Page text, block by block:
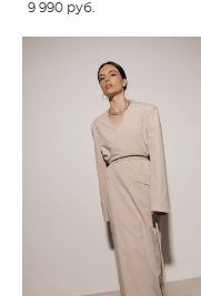
9 990 pуб.